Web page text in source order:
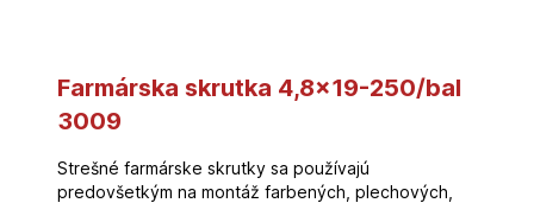
Farmárska skrutka 4,8×19-250/bal
3009
Strešné farmárske skrutky sa používajú
predovšetkým na montáž farbených, plechových,